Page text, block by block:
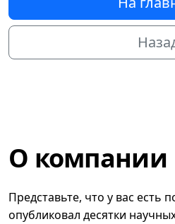
О компании
Представьте, что у вас
опубликовал десятки